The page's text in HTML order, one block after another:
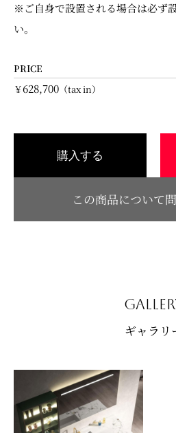
※ご自身で設置される場合は必ず
い。
PRICE
￥628,700 （tax in）
購入する
この商品について
ギャラリ